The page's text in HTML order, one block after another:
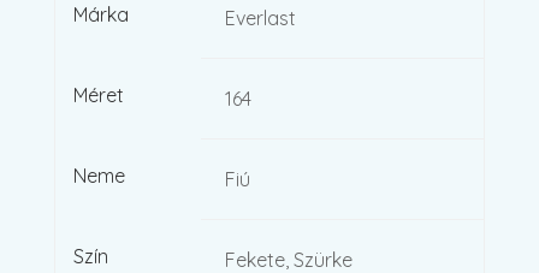
Márka Everlast
Méret 164
Neme Fiú
Szín Fekete, Szürke